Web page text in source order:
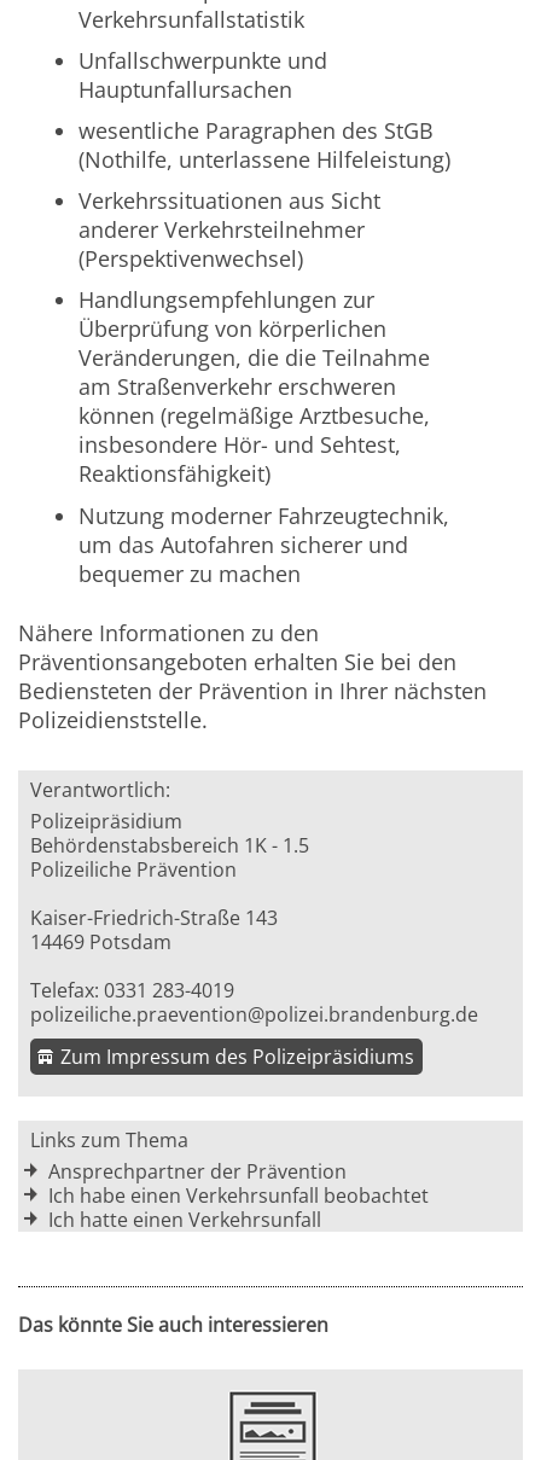
Verkehrsunfallstatistik
Unfallschwerpunkte und
Hauptunfallursachen
wesentliche Paragraphen des StGB
(Nothilfe, unterlassene Hilfeleistung)
Verkehrssituationen aus Sicht
anderer Verkehrsteilnehmer
(Perspektivenwechsel)
Handlungsempfehlungen zur
Überprüfung von körperlichen
Veränderungen, die die Teilnahme
am Straßenverkehr erschweren
können (regelmäßige Arztbesuche,
insbesondere Hör- und Sehtest,
Reaktionsfähigkeit)
Nutzung moderner Fahrzeugtechnik,
um das Autofahren sicherer und
bequemer zu machen
Nähere Informationen zu den
Präventionsangeboten erhalten Sie bei den
Bediensteten der Prävention in Ihrer nächsten
Polizeidienststelle.
Verantwortlich:
Polizeipräsidium
Behördenstabsbereich 1K - 1.5
Polizeiliche Prävention
Kaiser-Friedrich-Straße 143
14469 Potsdam
Telefax: 0331 283-4019
polizeiliche.praevention@polizei.brandenburg.de
Zum Impressum des Polizeipräsidiums
Links zum Thema
Ansprechpartner der Prävention
Ich habe einen Verkehrsunfall beobachtet
Ich hatte einen Verkehrsunfall
Das könnte Sie auch interessieren